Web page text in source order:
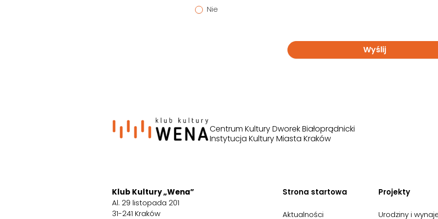
Nie
Wyślij
Centrum Kultury Dworek Białoprądnicki
Instytucja Kultury Miasta Kraków
Klub Kultury „Wena”
Al. 29 listopada 201
31-241 Kraków
Strona startowa
Aktualności
Projekty
Urodziny i